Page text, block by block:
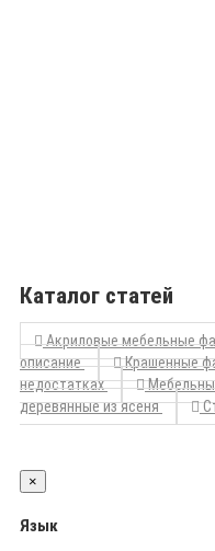
Каталог статей
Акриловые мебельные
описание
Крашенные
недостатках
деревянные из ясеня
×
Язык